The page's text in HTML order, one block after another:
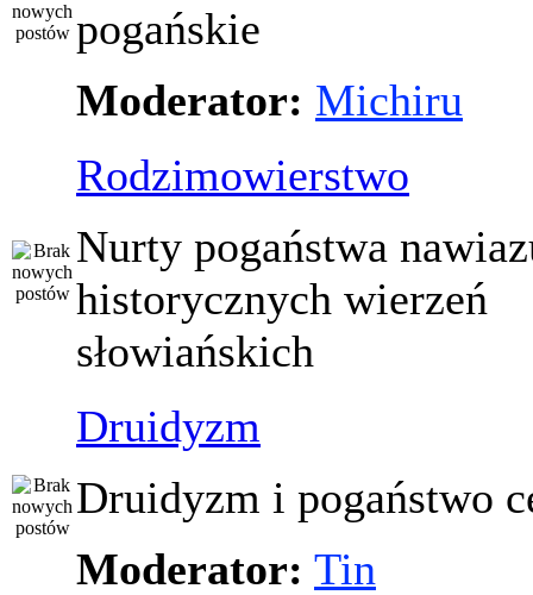
pogańskie
Moderator: Michiru
Rodzimowierstwo
Nurty pogaństwa
historycznych wierzeń
słowiańskich
Druidyzm
Druidyzm i pogaństwo
Moderator: Tin